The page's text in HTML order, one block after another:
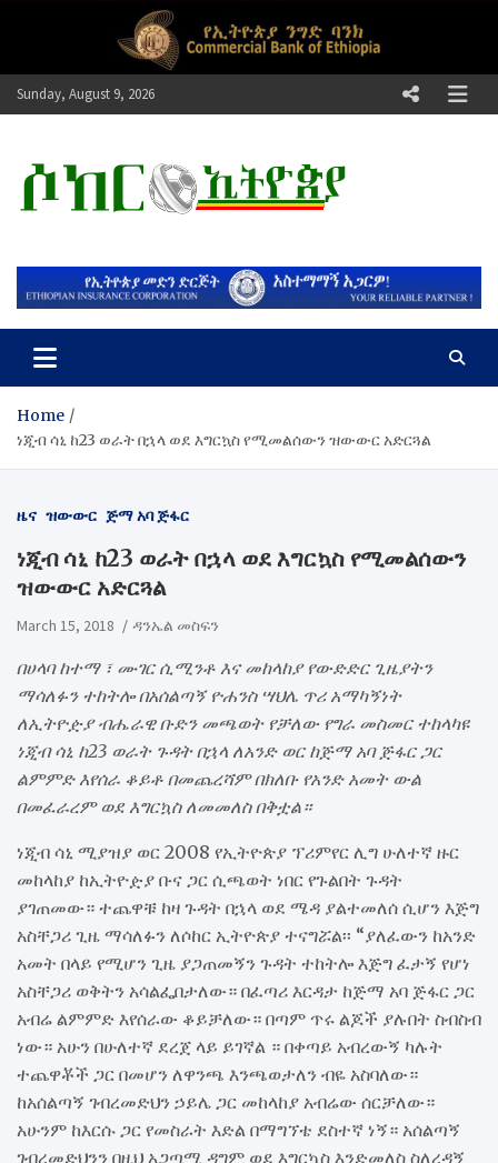
Sunday, August 9, 2026
ሶከር ኢትዮጵያ
Home
ነጂብ ሳኒ ከ23 ወራት በኋላ ወደ እግርኳስ የሚመልሰውን ዝውውር አድርጓል
ዜና ዝውውር ጅማ አባ ጅፋር
ነጂብ ሳኒ ከ23 ወራት በኋላ ወደ እግርኳስ የሚመልሰውን
ዝውውር አድርጓል
March 15, 2018 ዳንኤል መስፍን
በሀላባ ከተማ ፣ ሙገር ሲሚንቶ እና መከላከያ የውድድር ጊዜያትን
ማሳለፉን ተከትሎ በአሰልጣኝ ዮሐንስ ሣህሌ ጥሪ አማካኝነት
ለኢትዮዽያ ብሔራዊ ቡድን መጫወት የቻለው የግራ መስመር ተከላካዩ
ነጂብ ሳኒ ከ23 ወራት ጉዳት በኋላ ለአንድ ወር ከጅማ አባ ጅፋር ጋር
ልምምድ እየሰራ ቆይቶ በመጨረሻም በክለቡ የአንድ አመት ውል
በመፈራረም ወደ እግርኳስ ለመመለስ በቅቷል።
ነጂብ ሳኒ ሚያዝያ ወር 2008 የኢትዮጵያ ፕሪምየር ሊግ ሁለተኛ ዙር
መከላከያ ከኢትዮዽያ ቡና ጋር ሲጫወት ነበር የጉልበት ጉዳት
ያገጠመው። ተጨዋቹ ከዛ ጉዳት በኋላ ወደ ሜዳ ያልተመለሰ ሲሆን እጅግ
አስቸጋሪ ጊዜ ማሳለፉን ለሶከር ኢትዮጵያ ተናግሯል፡፡ “ያለፈውን ከአንድ
አመት በላይ የሚሆን ጊዜ ያጋጠመኝን ጉዳት ተከትሎ እጅግ ፈታኝ የሆነ
አስቸጋሪ ወቅትን አሳልፌበታለው። በፈጣሪ እርዳታ ከጅማ አባ ጅፋር ጋር
አብሬ ልምምድ እየሰራው ቆይቻለው። በጣም ጥሩ ልጆች ያሉበት ስብስብ
ነው። አሁን በሁለተኛ ደረጀ ላይ ይገኛል ። በቀጣይ አብረውኝ ካሉት
ተጨዋቾች ጋር በመሆን ለዋንጫ እንጫወታለን ብዬ አስባለው።
ከአሰልጣኝ ገብረመድህን ኃይሌ ጋር መከላከያ አብሬው ሰርቻለው።
አሁንም ከእርሱ ጋር የመስራት እድል በማግኘቴ ደስተኛ ነኝ። አሰልጣኝ
ገብረመድህንን በዚህ አጋጣሚ ዳግም ወደ እግርኳስ እንድመለስ ስለረዳኝ